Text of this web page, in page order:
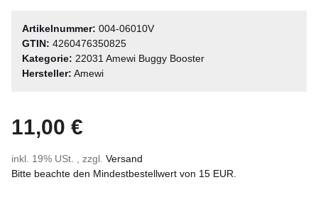
Artikelnummer: 004-06010V
GTIN: 4260476350825
Kategorie: 22031 Amewi Buggy Booster
Hersteller: Amewi
11,00 €
inkl. 19% USt. , zzgl. Versand
Bitte beachte den Mindestbestellwert von 15 EUR.